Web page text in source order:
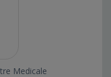
Medicale